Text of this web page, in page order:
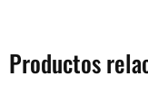
Productos